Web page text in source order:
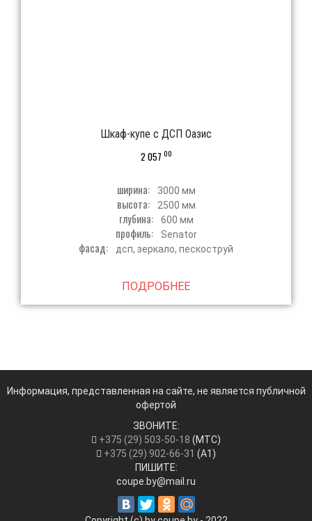
Шкаф-купе с ДСП Оазис
2 057 00
ширина: 3000 мм
высота: 2500 мм
глубина: 600 мм
профиль: Senator
фасад: дсп, зеркало, пескоструй
ПОДРОБНЕЕ
Информация, представленная на сайте, не является публичной
офертой
ЗВОНИТЕ:
+375 (29) 503-50-18 (МТС)
+375 (29) 902-66-31 (А1)
ПИШИТЕ:
coupe.by@mail.ru